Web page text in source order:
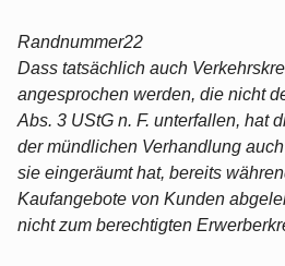
Randnummer22
Dass tatsächlich auch
angesprochen werden, die nicht
Abs. 3 UStG n. F. unterfallen, hat
der mündlichen Verhandlung
sie eingeräumt hat, bereits
Kaufangebote von Kunden
nicht zum berechtigten